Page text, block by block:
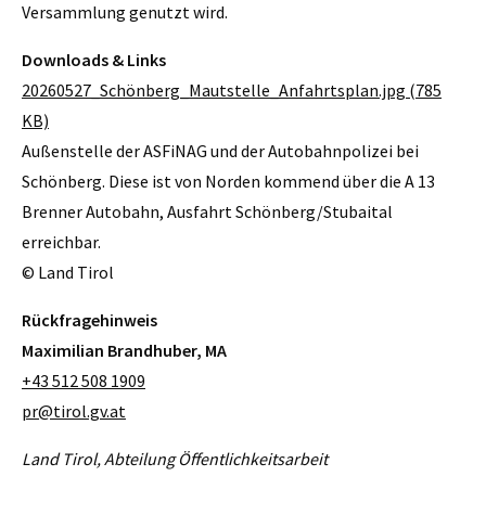
Versammlung genutzt wird.
Downloads & Links
20260527_Schönberg_Mautstelle_Anfahrtsplan.jpg (785
KB)
Außenstelle der ASFiNAG und der Autobahnpolizei bei
Schönberg. Diese ist von Norden kommend über die A 13
Brenner Autobahn, Ausfahrt Schönberg/Stubaital
erreichbar.
© Land Tirol
Rückfragehinweis
Maximilian Brandhuber, MA
+43 512 508 1909
pr@tirol.gv.at
Land Tirol, Abteilung Öffentlichkeitsarbeit